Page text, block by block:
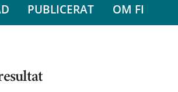
PUBLICERAT OM FI